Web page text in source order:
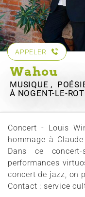
APPELER
Wahou
MUSIQUE ,
À NOGENT-LE-
Concert - Louis
hommage à
Dans ce
performances
concert de jazz, on
Contact : service